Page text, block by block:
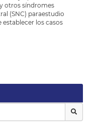
otros síndromes
(SNC) paraestudio
los casos